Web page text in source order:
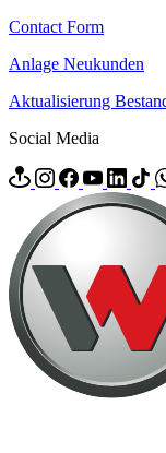
Contact Form
Anlage Neukunden
Aktualisierung
Social Media